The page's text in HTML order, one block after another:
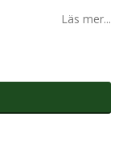
Läs mer...